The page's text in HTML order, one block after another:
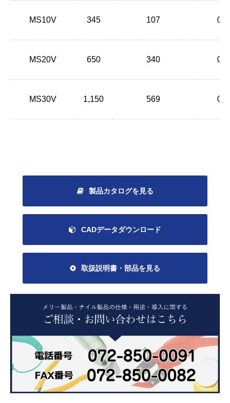
MS10V 345 107
MS20V 650 340
MS30V 1,150 569
製品カタログを見る
CADデータダウンロード
取扱説明書・部品を見る